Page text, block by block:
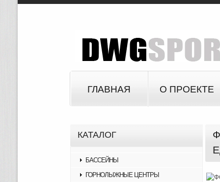
ГЛАВНАЯ О ПРОЕКТЕ
КАТАЛОГ
БАССЕЙНЫ
ГОРНОЛЫЖНЫЕ ЦЕНТРЫ